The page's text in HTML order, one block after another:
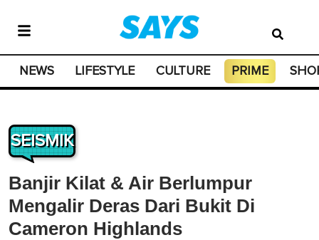
NEWS LIFESTYLE CULTURE PRIME
SEISMIK
Banjir Kilat & Air Berlumpur
Mengalir Deras Dari Bukit Di
Cameron Highlands